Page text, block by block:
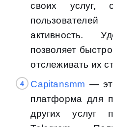
своих услуг,
активность.
позволяет
отслеживать их
Capitansmm —
платформа для
других услуг